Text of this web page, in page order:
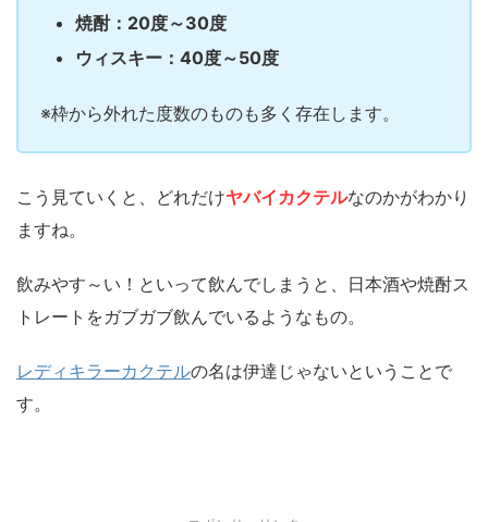
焼酎：20度～30度
ウィスキー：40度～50度
※枠から外れた度数のものも多く存在します。
こう見ていくと、どれだけヤバイカクテルなのかがわかり
ますね。
飲みやす～い！といって飲んでしまうと、日本酒や焼酎ス
トレートをガブガブ飲んでいるようなもの。
レディキラーカクテルの名は伊達じゃないということで
す。